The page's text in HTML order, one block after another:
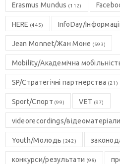
Erasmus Mundus (112)
HERE (445) InfoDay/
Jean Monnet/Жан Моне (593)
Mobility/Академічна
SP/Стратегічні партнерства (21)
Sport/Спорт (99) VET (97)
videorecordings/відеоматеріали
Youth/Молодь (242)
конкурси/результати (98)